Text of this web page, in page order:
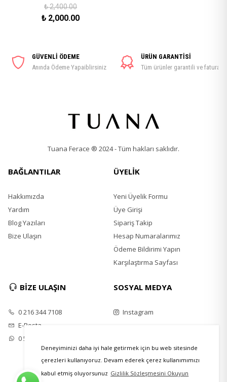
Deneyiminizi daha iyi hale getirmek için bu web sitesinde
çerezleri kullanıyoruz. Devam ederek çerez kullanımımızı
kabul etmiş oluyorsunuz Gizlilik Sözleşmesini Okuyun
₺2,400.00
₺ 2,000.00
GÜVENLİ ÖDEME
Anında Ödeme Yapaiblirsiniz
ÜRÜN GARANTİSİ
Tüm ürünler garantili ve faturalı
Tuana Ferace ® 2024 - Tüm hakları saklıdır.
BAĞLANTILAR
Hakkımızda
Yardım
Blog Yazıları
Bize Ulaşın
ÜYELİK
Yeni Üyelik Formu
Üye Girişi
Sipariş Takip
Hesap Numaralarımız
Ödeme Bildirimi Yapın
Karşılaştırma Sayfası
BİZE ULAŞIN
0 216 344 7108
E-Posta
0 539 748 50 40
SOSYAL MEDYA
Instagram